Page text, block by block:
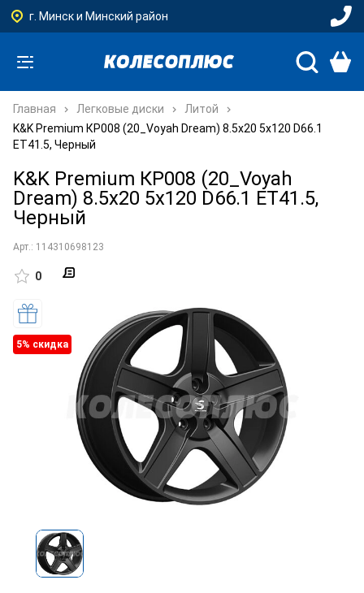
г. Минск и Минский район
Главная Легковые диски
Литой
K&K Premium КР008 (20_Voyah Dream) 8.5x20 5x120 D66.1
ET41.5, Черный
K&K Premium КР008 (20_Voyah
Dream) 8.5x20 5x120 D66.1 ET41.5,
Черный
Арт.: 114310698123
0
5% cкидка